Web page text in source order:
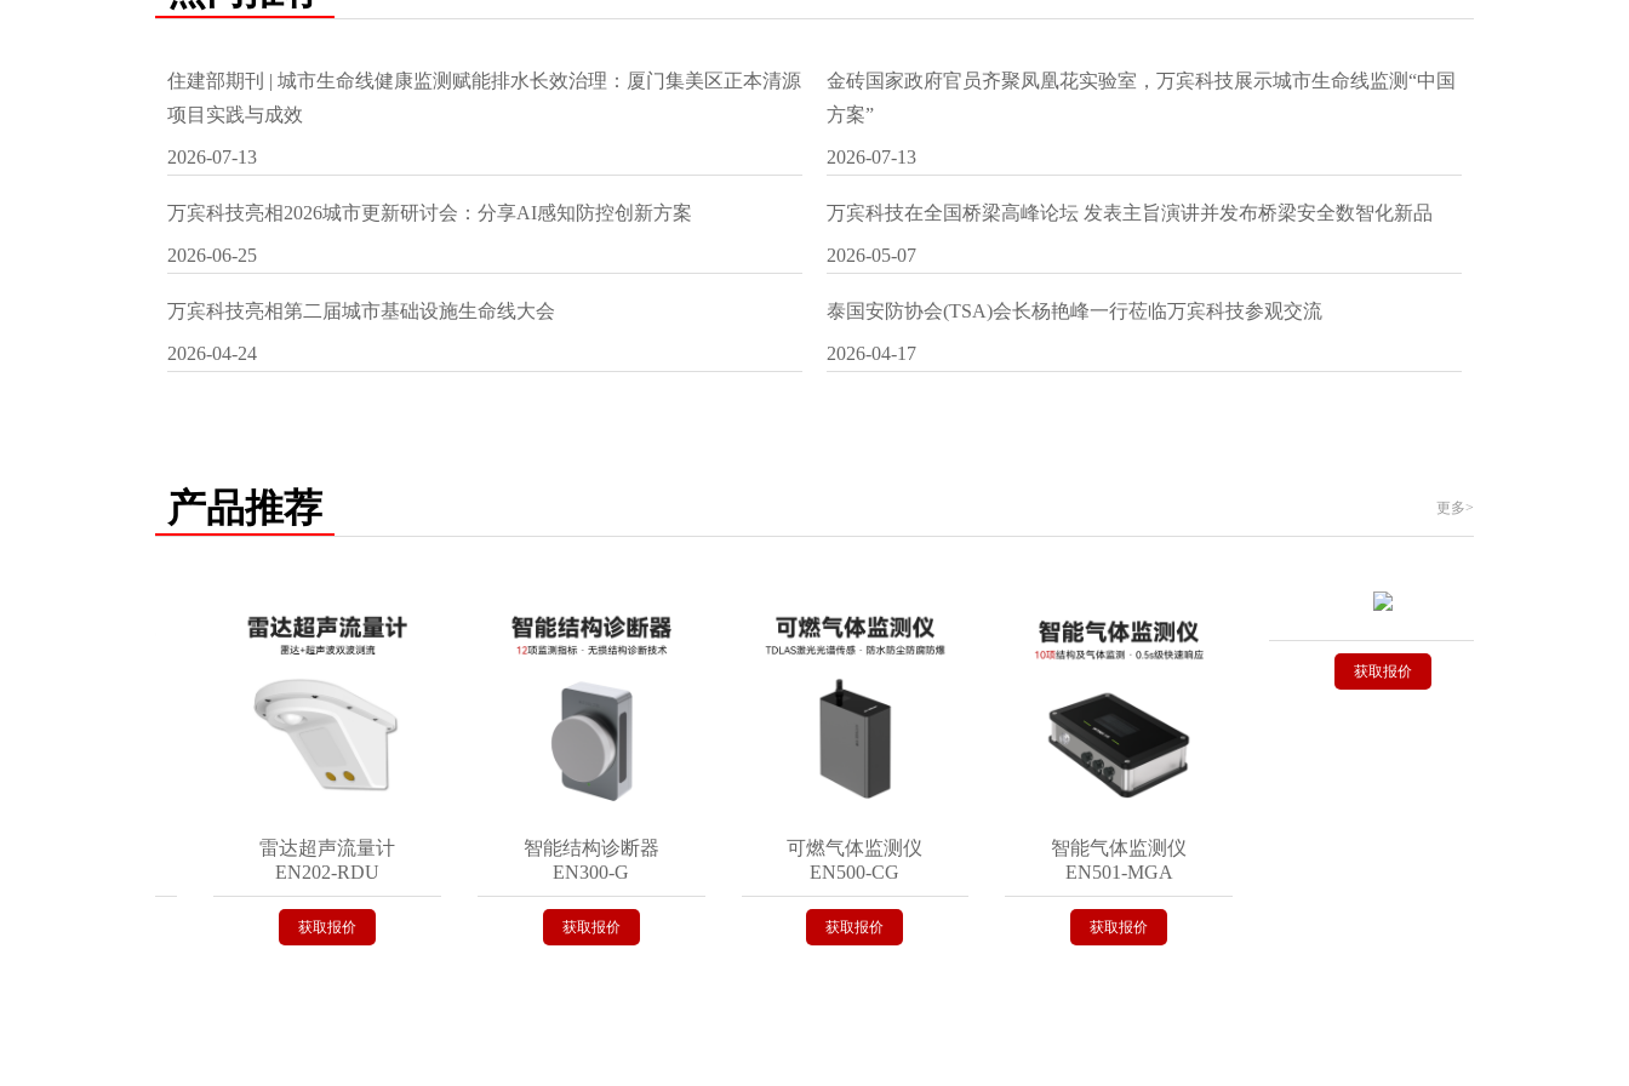
住建部期刊 | 城市生命线健康监测赋能排水长效治理：厦门集美区正本清源
项目实践与成效
2026-07-13
金砖国家政府官员齐聚凤凰花实验室，万宾科技展示城市生命线监测“中国
方案”
2026-07-13
万宾科技亮相2026城市更新研讨会：分享AI感知防控创新方案
2026-06-25
万宾科技在全国桥梁高峰论坛 发表主旨演讲并发布桥梁安全数智化新品
2026-05-07
万宾科技亮相第二届城市基础设施生命线大会
2026-04-24
泰国安防协会(TSA)会长杨艳峰一行莅临万宾科技参观交流
2026-04-17
产品推荐 更多>
雷达超声流量计
EN202-RDU
获取报价
智能结构诊断器
EN300-G
获取报价
可燃气体监测仪
EN500-CG
获取报价
智能气体监测仪
EN501-MGA
获取报价
获取报价